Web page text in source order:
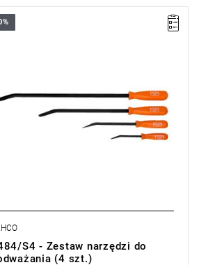
• Zestaw czterech łap do podważania: 200,
S4 - Zestaw narzędzi do
(4 szt.)